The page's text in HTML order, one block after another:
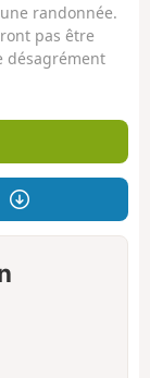
randonnée.
pas être
désagrément